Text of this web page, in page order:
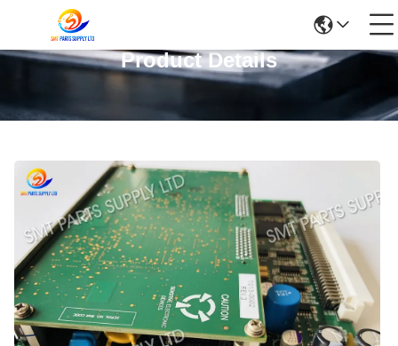
Product Details